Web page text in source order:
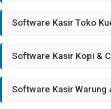
Software Kasir Toko
Software Kasir Kopi &
Software Kasir Warung